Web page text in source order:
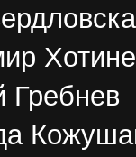
Гребнев